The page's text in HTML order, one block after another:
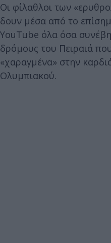
Οι φίλαθλοι των
δουν μέσα από το
YouTube όλα όσα
δρόμους του Πειραιά
«χαραγμένα» στην
Ολυμπιακού.